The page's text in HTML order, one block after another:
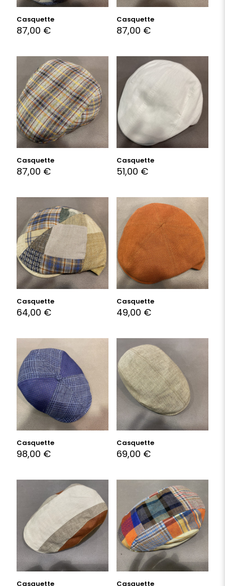
Casquette
87,00 €
Casquette
87,00 €
Casquette
87,00 €
Casquette
51,00 €
Casquette
64,00 €
Casquette
49,00 €
Casquette
98,00 €
Casquette
69,00 €
Casquette Casquette